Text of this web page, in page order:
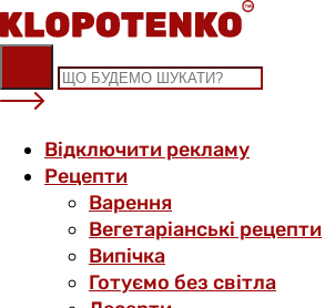
Skip
to
content
Відключити рекламу
Рецепти
Варення
Вегетаріанські рецепти
Випічка
Готуємо без світла